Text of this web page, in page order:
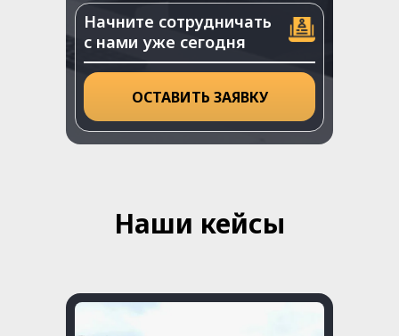
Начните сотрудничать
с нами уже сегодня
ОСТАВИТЬ ЗАЯВКУ
Наши кейсы